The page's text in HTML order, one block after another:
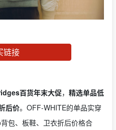
链接
百货年末大促， 精选单品低
后价。OFF-WHITE的单品实穿
包、板鞋、卫衣折后价格合